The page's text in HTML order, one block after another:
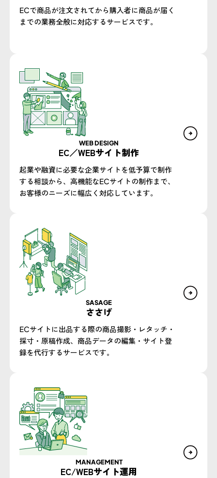
ECで商品が注文されてから購入者に商品が届く
までの業務全般に対応するサービスです。
WEB DESIGN​
EC／WEBサイト制作​
起業や融資に必要な企業サイトを低予算で制作
する相談から、高機能なECサイトの制作まで、
お客様のニーズに幅広く対応しています。​
SASAGE
ささげ
ECサイトに出品する際の商品撮影・レタッチ・
採寸・原稿作成、商品データの編集・サイト登
録を代行するサービスです。
MANAGEMENT
EC/WEBサイト運用